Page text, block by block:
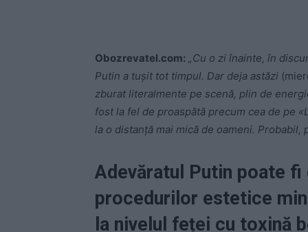
Obozrevatel.com: „Cu o zi înainte, în
Putin a tușit tot timpul. Dar deja astăzi
zburat literalmente pe scenă, plin de
fost la fel de proaspătă precum cea de pe
la o distanță mai mică de oameni.
Adevăratul Putin poate
procedurilor estetice
la nivelul feței cu toxină